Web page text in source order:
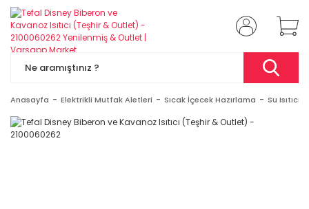
Anasayfa Elektrikli Mutfak Aletleri Sıcak İçecek Hazırlama Su